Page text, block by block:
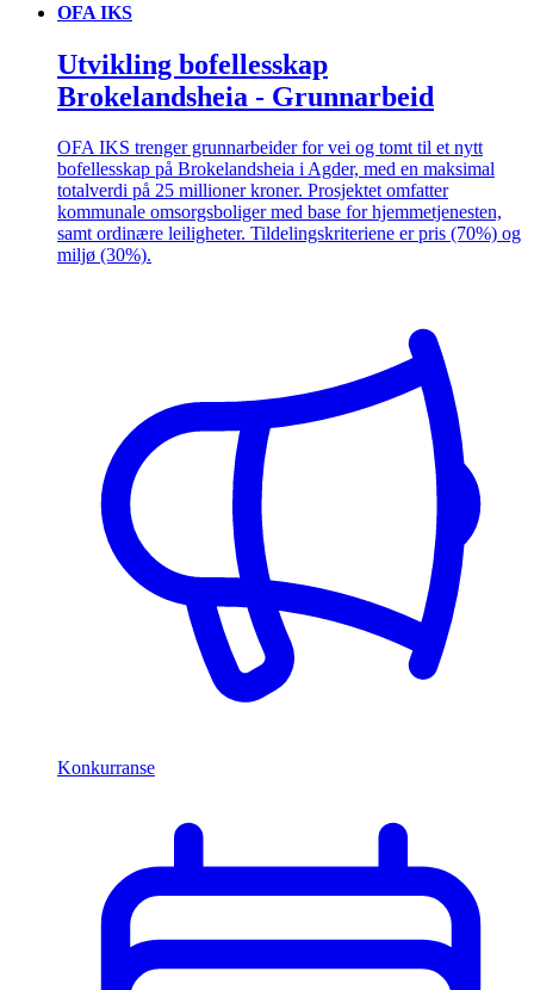
OFA IKS
Utvikling bofellesskap
Brokelandsheia - Grunnarbeid
OFA IKS trenger grunnarbeider for vei og tomt til et nytt
bofellesskap på Brokelandsheia i Agder, med en maksimal
totalverdi på 25 millioner kroner. Prosjektet omfatter
kommunale omsorgsboliger med base for hjemmetjenesten,
samt ordinære leiligheter. Tildelingskriteriene er pris (70%) og
miljø (30%).
Konkurranse